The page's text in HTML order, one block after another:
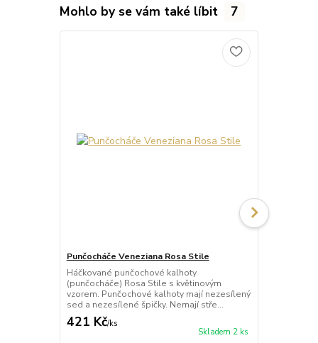
Mohlo by se vám také líbit 7
Punčocháče Veneziana Rosa Stile
Háčkované punčochové kalhoty
(punčocháče) Rosa Stile s květinovým
vzorem. Punčochové kalhoty mají nezesílený
sed a nezesílené špičky. Nemají stře...
421 Kč/ks
Skladem 2 ks